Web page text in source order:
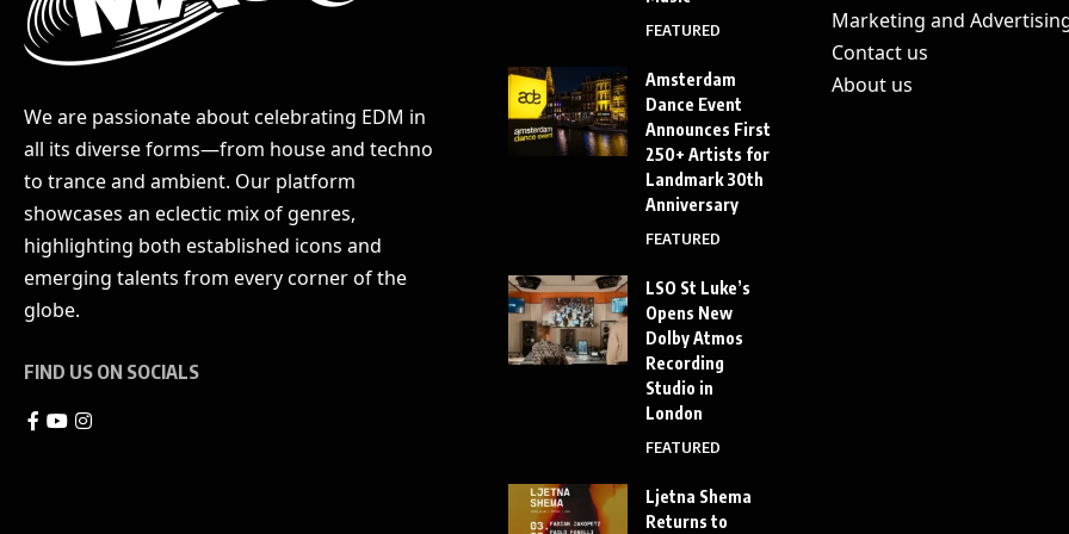
We are passionate about celebrating EDM in
all its diverse forms—from house and techno
to trance and ambient. Our platform
showcases an eclectic mix of genres,
highlighting both established icons and
emerging talents from every corner of the
globe.
FIND US ON SOCIALS
FEATURED
Amsterdam
Dance Event
Announces First
250+ Artists for
Landmark 30th
Anniversary
FEATURED
LSO St Luke’s
Opens New
Dolby Atmos
Recording
Studio in
London
FEATURED
Ljetna Shema
Returns to
Marketing and
Contact us
About us